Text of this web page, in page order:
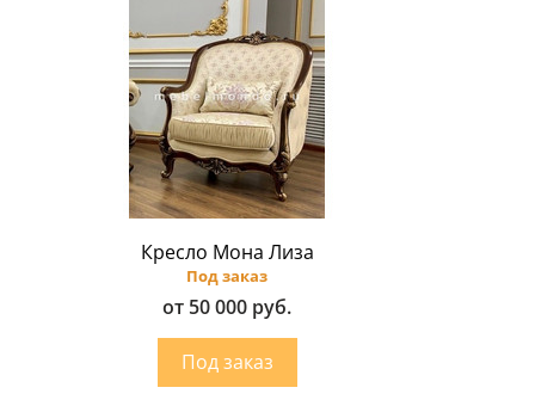
Кресло Мона Лиза
Под заказ
от 50 000 руб.